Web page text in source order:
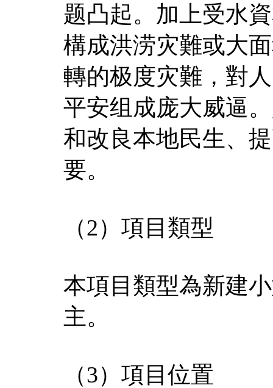
题凸起。加上受水
構成洪涝灾難或大
轉的极度灾難，對
平安组成庞大威逼
和改良本地民生、
要。
（2）項目類型
本項目類型為新建
主。
（3）項目位置